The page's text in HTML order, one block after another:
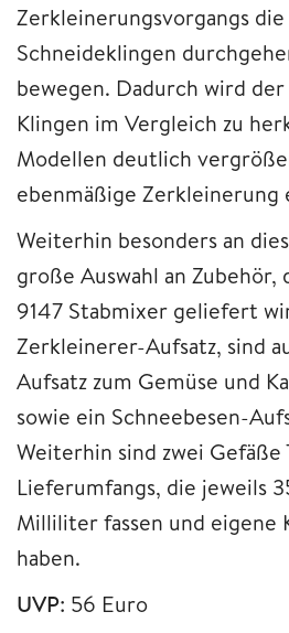
Zerkleinerungsvorgangs
Schneideklingen
bewegen. Dadurch wird
Klingen im Vergleich zu
Modellen deutlich
ebenmäßige Zerkleinerung
Weiterhin besonders an
große Auswahl an
9147 Stabmixer geliefert
Zerkleinerer-Aufsatz, sind
Aufsatz zum Gemüse und
sowie ein Schneebesen-
Weiterhin sind zwei Gefäße
Lieferumfangs, die jeweils
Milliliter fassen und
haben.
UVP: 56 Euro